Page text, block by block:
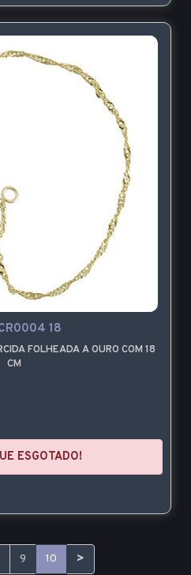
18
FOLHEADA A OURO COM 18
CM
ESGOTADO!
9 10 >